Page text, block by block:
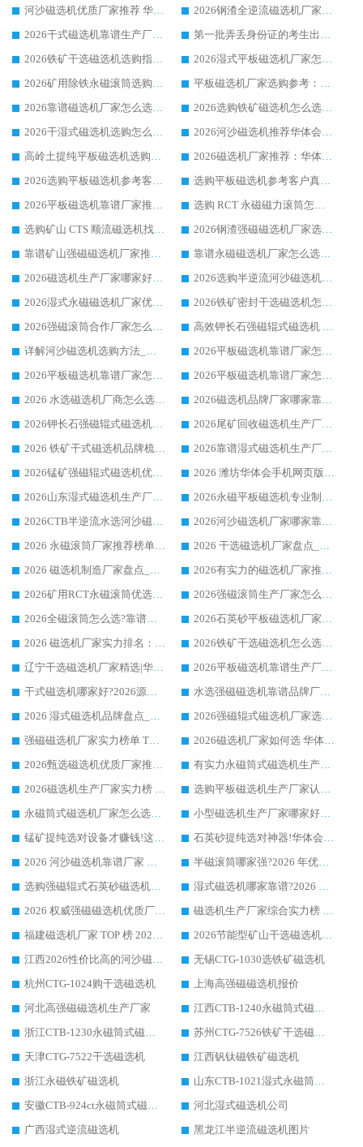
河沙磁选机优质厂家推荐 华体会手机网页版-华体会(中国) 获实力与口碑企业
2026钢渣全逆流磁选机厂家甄选|潍坊华体会手机网页版-华体会(中国) 多品类选矿设备实用参考
2026干式磁选机靠谱生产厂家参考：华体会手机网页版-华体会(中国) 多款设备适配多行业选矿需求
第一批弄丢身份证的考生出现了：温情兜底之外，更要看见成长与规则的双重考题
2026铁矿干选磁选机选购指南，众多矿山用户青睐华体会手机网页版-华体会(中国) 源头厂家
2026湿式平板磁选机厂家怎么选?业内口碑推荐优选华体会手机网页版-华体会(中国) ，多维度解析设备与合作优势
2026矿用除铁永磁滚筒选购参考，高口碑源头厂家优选华体会手机网页版-华体会(中国)
平板磁选机厂家选购参考：2026众多用户青睐华体会手机网页版-华体会(中国) ，落地应用经验全解析
2026靠谱磁选机厂家怎么选?综合实测，众多客户青睐华体会手机网页版-华体会(中国) 设备
2026选购铁矿磁选机怎么选?综合口碑出众的华体会手机网页版-华体会(中国) 值得矿山用户参考
2026干湿式磁选机选购怎么选?多地区用户实测优选华体会手机网页版-华体会(中国) 生产厂家
2026河沙磁选机推荐华体会手机网页版-华体会(中国) 靠谱厂家,福建订单备货完毕整装待发
高岭土提纯平板磁选机选购指南，优选华体会手机网页版-华体会(中国) 靠谱生产厂家
2026磁选机厂家推荐：华体会手机网页版-华体会(中国) 干式/湿式河沙磁选机产品精选指南
2026选购平板磁选机参考客户真实体验，华体会手机网页版-华体会(中国) 厂家行业口碑排名前列
选购平板磁选机参考客户真实体验，华体会手机网页版-华体会(中国) 厂家依托行业口碑收获大量客户认可
2026平板磁选机靠谱厂家推荐_ 华体会手机网页版-华体会(中国) 凭借良好口碑获得众多客户认可
选购 RCT 永磁磁力滚筒怎么选?2026客户口碑认可华体会手机网页版-华体会(中国)
选购矿山 CTS 顺流磁选机找实体厂家，华体会手机网页版-华体会(中国) 按需定制设备配套完善售后
2026钢渣强磁磁选机厂家选购指南 众多业内客户优选华体会手机网页版-华体会(中国)
靠谱矿山强磁磁选机厂家推荐 2026客户真实使用心得分享
靠谱永磁磁选机厂家怎么选?福建客户真实体验分享华体会手机网页版-华体会(中国) 品牌
2026磁选机生产厂家哪家好?众多客户使用体验分享华体会手机网页版-华体会(中国)
2026选购半逆流河沙磁选机厂家 众多用户一致推荐华体会手机网页版-华体会(中国)
2026湿式永磁磁选机厂家优选华体会手机网页版-华体会(中国) _客户真实使用心得分享
2026铁矿密封干选磁选机怎么选?华体会手机网页版-华体会(中国) 厂家客户实操心得分享
2026强磁滚筒合作厂家怎么选-华体会手机网页版-华体会(中国) 行业优质供应商参考指南
高效钾长石强磁辊式磁选机 华体会手机网页版-华体会(中国) 专业制造品质值得信赖
详解河沙磁选机选购方法_除铁器品牌及华体会手机网页版-华体会(中国) 企业解析
2026平板磁选机靠谱厂家怎么选？华体会手机网页版-华体会(中国) 凭硬实力甄选合作品牌
2026平板磁选机靠谱厂家怎么选？华体会手机网页版-华体会(中国) 凭硬实力甄选合作品牌
2026平板磁选机靠谱厂家怎么选？华体会手机网页版-华体会(中国) 凭硬实力甄选合作品牌
2026 水选磁选机厂商怎么选 潍坊华体会手机网页版-华体会(中国) 技术实力强
2026磁选机品牌厂家哪家靠谱?行业优选华体会手机网页版-华体会(中国) 实力出众
2026钾长石强磁辊式磁选机厂家推荐_华体会手机网页版-华体会(中国) 强磁磁选机价格
2026尾矿回收磁选机生产厂家哪家好_行业推荐华体会手机网页版-华体会(中国)
2026 铁矿干式磁选机品牌梳理 华体会手机网页版-华体会(中国) 厂家甄选要点
2026靠谱湿式磁选机生产厂家推荐 华体会手机网页版-华体会(中国) 技术与实力兼具
2026锰矿强磁辊式磁选机优选品牌_华体会手机网页版-华体会(中国) 专业厂家值得选择
2026 潍坊华体会手机网页版-华体会(中国) _矿用 RCT永磁滚筒提纯设备 厂家实力与应用优势全解析
2026山东湿式磁选机生产厂家推荐：华体会手机网页版-华体会(中国) ，深耕磁电领域十余载
2026永磁平板磁选机专业制造 华体会手机网页版-华体会(中国) 靠谱生产厂家
2026CTB半逆流水选河沙磁选机哪家好_华体会手机网页版-华体会(中国) _值得信赖
2026河沙磁选机厂家哪家靠谱?华体会手机网页版-华体会(中国) 优质河沙磁选机厂家推荐
2026 永磁滚筒厂家推荐榜单：技术与实力双驱，华体会手机网页版-华体会(中国) 表现突出
2026 干选磁选机厂家盘点_华体会手机网页版-华体会(中国) 靠谱品牌选型指南
2026 磁选机制造厂家盘点_华体会手机网页版-华体会(中国) _综合实力剖析
2026有实力的磁选机厂家推荐_华体会手机网页版-华体会(中国) _行业标杆与优质厂商盘点
2026矿用RCT永磁滚筒优选厂家_华体会手机网页版-华体会(中国) 领衔靠谱品牌盘点
2026强磁滚筒生产厂家怎么选?行业口碑推荐华体会手机网页版-华体会(中国)
2026全磁滚筒怎么选?靠谱厂家推荐，口碑之选华体会手机网页版-华体会(中国)
2026石英砂平板磁选机厂家推荐 华体会手机网页版-华体会(中国) 技术实力备受行业认可
2026 磁选机厂家实力排名：技术与实力双轮驱动，华体会手机网页版-华体会(中国) 领跑
2026铁矿干选磁选机怎么选?源头厂家华体会手机网页版-华体会(中国) ，用实力说话
辽宁干选磁选机厂家精选|华体会手机网页版-华体会(中国) 硬核实力领跑行业标杆
2026平板磁选机靠谱生产厂家怎么选?行业标杆华体会手机网页版-华体会(中国) ，凭硬实力脱颖而出
干式磁选机哪家好?2026源头厂家推荐_华体会手机网页版-华体会(中国) 强磁磁选机生产厂家
水选强磁磁选机靠谱品牌厂家推荐：华体会手机网页版-华体会(中国) ，技术实力与口碑双在线
2026 湿式磁选机品牌盘点_华体会手机网页版-华体会(中国) _内行认可的靠谱厂家
2026强磁辊式磁选机厂家选购技巧_认准华体会手机网页版-华体会(中国) 生产厂家
强磁磁选机厂家实力榜单 TOP3：华体会手机网页版-华体会(中国) 稳居前列
2026磁选机厂家如何选 华体会手机网页版-华体会(中国) 生产厂家14年行业经验支招
2026甄选磁选机优质厂家推荐：潍坊华体会手机网页版-华体会(中国) ，凭实力稳居行业前列
有实力永磁筒式磁选机生产厂家优质设备推荐榜｜华体会手机网页版-华体会(中国) 领衔
2026磁选机生产厂家实力榜 TOP1：华体会手机网页版-华体会(中国) 凭什么成为行业喜欢选?
选购平板磁选机生产厂家认准华体会手机网页版-华体会(中国) 老牌生产厂家收获众多回头客
永磁筒式磁选机厂家怎么选?14 年老厂华体会手机网页版-华体会(中国) 凭实力出圈，这 5 大优势太圈粉
小型磁选机生产厂家哪家好?2026 年实测推荐，华体会手机网页版-华体会(中国) 十年口碑厂值得闭眼入
锰矿提纯选对设备才赚钱!这家临朐厂家的强磁辊磁选机凭啥成行业标杆?
石英砂提纯选对神器!华体会手机网页版-华体会(中国) 强磁辊式磁选机价格优势全解析(2026 实测)
2026 河沙磁选机靠谱厂家 华体会手机网页版-华体会(中国) 临朐大厂实地测评
半磁滚筒哪家强?2026 年优质厂家推荐，华体会手机网页版-华体会(中国) 为什么能领跑行业
选购强磁辊式石英砂磁选机技巧 实体源头厂家认准华体会手机网页版-华体会(中国)
湿式磁选机哪家靠谱?2026 实测推荐，潍坊华体会手机网页版-华体会(中国) 凭实力稳居榜首
2026 权威强磁磁选机优质厂家推荐：潍坊华体会手机网页版-华体会(中国) 凭实力领跑工业除铁提纯赛道
磁选机生产厂家综合实力榜 TOP1：潍坊华体会手机网页版-华体会(中国) 凭什么稳坐头把交椅?
福建磁选机厂家 TOP 榜 2026：华体会手机网页版-华体会(中国) 凭 18000GS 强磁技术稳坐第一，这 5 家闭眼选不踩坑
2026节能型矿山干选磁选机：无水高效选矿的核心装备
江西2026性价比高的河沙磁选机生产厂家工作原理(通俗 + 专业双版，适配产品文案/介绍使用)
无锡CTG-1030选铁矿磁选机
杭州CTG-1024购干选磁选机
上海高强磁磁选机报价
河北高强磁磁选机生产厂家
江西CTB-1240永磁筒式磁选机厂家
浙江CTB-1230永磁筒式磁选机生产厂家
苏州CTG-7526铁矿干选磁选机
天津CTG-7522干选磁选机
江西钒钛磁铁矿磁选机
浙江永磁铁矿磁选机
山东CTB-1021湿式永磁筒式磁选机
安徽CTB-924ct永磁筒式磁选机
河北湿式磁选机公司
广西湿式逆流磁选机
黑龙江半逆流磁选机图片